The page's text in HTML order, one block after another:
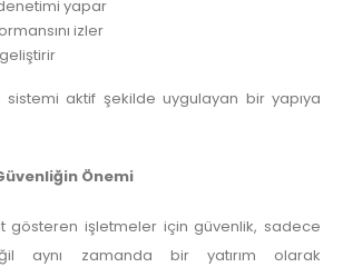
yapar
izler
sistemi aktif şekilde uygulayan bir yapıya
Önemi
gösteren işletmeler için güvenlik, sadece
aynı zamanda bir yatırım olarak